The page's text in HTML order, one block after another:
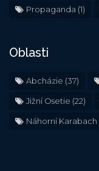
Propaganda (1)
Oblasti
Abcházie (37)
Jižní Osetie (22)
Náhorní Karabach